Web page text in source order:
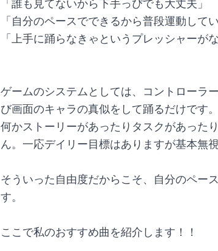
「誰も見てないから下手っぴでも大丈夫」
「自分のペースでできるから普段運動して
「上手に踊らなきゃというプレッシャーがな
ゲームのシステムとしては、コントローラ
び画面のキャラの真似をして踊るだけです。
何かストーリーがあったりタスクがあった
ん。一応デイリー目標はありますが基本無
そういった自由度だからこそ、自分のペー
す。
ここで私のおすすめ曲を紹介します！！